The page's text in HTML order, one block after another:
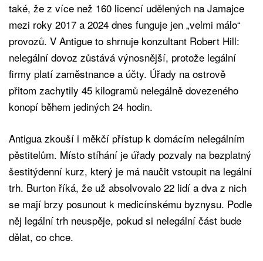
také, že z více než 160 licencí udělených na Jamajce
mezi roky 2017 a 2024 dnes funguje jen „velmi málo“
provozů. V Antigue to shrnuje konzultant Robert Hill:
nelegální dovoz zůstává výnosnější, protože legální
firmy platí zaměstnance a účty. Úřady na ostrově
přitom zachytily 45 kilogramů nelegálně dovezeného
konopí během jediných 24 hodin.
Antigua zkouší i měkčí přístup k domácím nelegálním
pěstitelům. Místo stíhání je úřady pozvaly na bezplatný
šestitýdenní kurz, který je má naučit vstoupit na legální
trh. Burton říká, že už absolvovalo 22 lidí a dva z nich
se mají brzy posunout k medicínskému byznysu. Podle
něj legální trh neuspěje, pokud si nelegální část bude
dělat, co chce.